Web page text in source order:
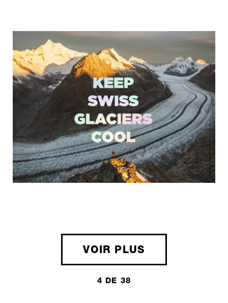
VOIR PLUS
4 DE 38